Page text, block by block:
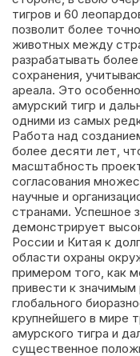
тигров и 60
позволит более
животных между
разрабатывать
сохранения,
ареала. Это
амурский тигр и
одними из самых
Работа над
более десяти лет,
масштабность
согласования
научные и
странами. Успешное
демонстрирует
России и Китая к
области охраны
примером того, как
привести к значимым
глобального
крупнейшего в мире
амурского тигра и
существенное